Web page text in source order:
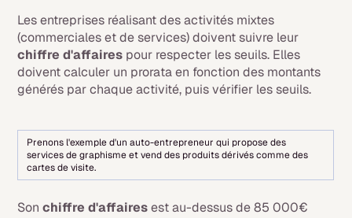
Les entreprises réalisant des activités mixtes
(commerciales et de services) doivent suivre leur
chiffre d'affaires pour respecter les seuils. Elles
doivent calculer un prorata en fonction des montants
générés par chaque activité, puis vérifier les seuils.
Prenons l'exemple d'un auto-entrepreneur qui propose des
services de graphisme et vend des produits dérivés comme des
cartes de visite.
Sonchiffre d'affairesest au-dessus de 85 000€